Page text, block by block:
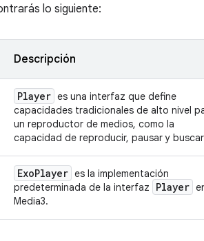
lo siguiente:
Descripción
Player es una interfaz que define
capacidades tradicionales de alto nivel
un reproductor de medios, como la
capacidad de reproducir, pausar y
ExoPlayer es la implementación
predeterminada de la interfaz
Player
Media3.